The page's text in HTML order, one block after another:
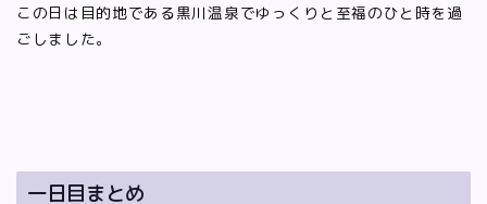
この日は目的地である黒川温泉でゆっくりと至福のひと時を過
ごしました。
一日目まとめ